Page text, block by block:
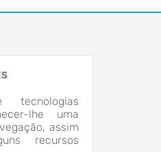
tecnologias
lhe uma
assim
recursos